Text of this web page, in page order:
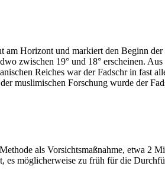
Horizont und markiert den Beginn
zwischen 19° und 18° erscheinen.
Reiches war der Fadschr in
muslimischen Forschung wurde der
als Vorsichtsmaßnahme, etwa 2
es möglicherweise zu früh für die